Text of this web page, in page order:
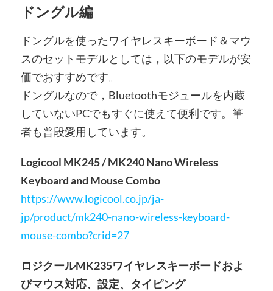
ドングル編
ドングルを使ったワイヤレスキーボード＆マウ
スのセットモデルとしては，以下のモデルが安
価でおすすめです。
ドングルなので，Bluetoothモジュールを内蔵
していないPCでもすぐに使えて便利です。筆
者も普段愛用しています。
Logicool MK245 / MK240 Nano Wireless
Keyboard and Mouse Combo
https://www.logicool.co.jp/ja-
jp/product/mk240-nano-wireless-keyboard-
mouse-combo?crid=27
ロジクールMK235ワイヤレスキーボードおよ
びマウス対応、設定、タイピング